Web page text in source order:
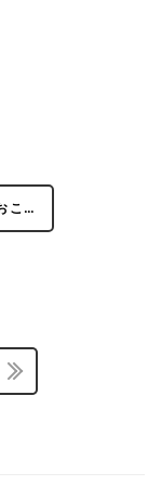
こ…